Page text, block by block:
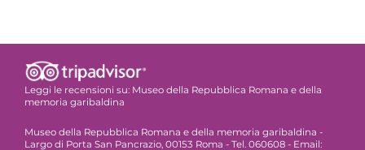
Leggi le recensioni su: Museo della Repubblica Romana e della
memoria garibaldina
Museo della Repubblica Romana e della memoria garibaldina -
Largo di Porta San Pancrazio, 00153 Roma - Tel. 060608 - Email: